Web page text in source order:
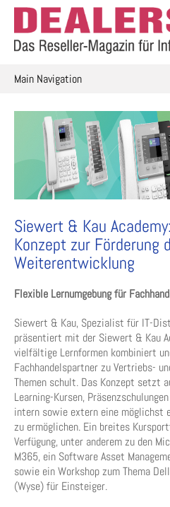
Skip
content
Main Navigation
Siewert & Kau
Konzept zur Förderung
Weiterentwicklung
Flexible Lernumgebung für
Siewert & Kau, Spezialist für IT-
präsentiert mit der Siewert & Kau
vielfältige Lernformen kombiniert
Fachhandelspartner zu Vertriebs-
Themen schult. Das Konzept setzt
Learning-Kursen,
intern sowie extern eine möglichst
zu ermöglichen. Ein breites
Verfügung, unter anderem zu den
M365, ein Software Asset
sowie ein Workshop zum Thema
(Wyse) für Einsteiger.